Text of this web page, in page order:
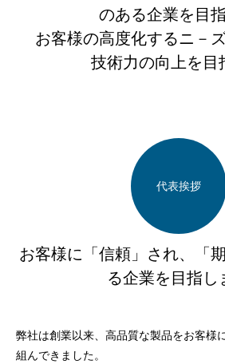
のある企業を目指
お客様の高度化するニ－
技術力の向上を目
代表挨拶
お客様に「信頼」され、「
る企業を目指し
弊社は創業以来、高品質な製品をお客様
組んできました。